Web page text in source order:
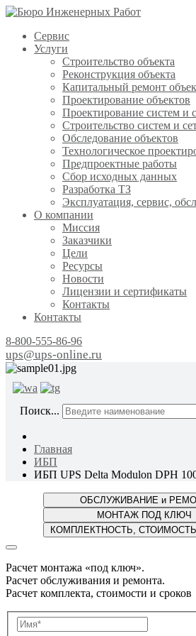
Сервис
Услуги
Строительство объекта
Реконструкция объекта
Капитальный ремонт
Проектирование объектов
Проектирование систем и
Строительство систем и
Обследование объектов
Технологическое
Предпроектные работы
Сбор исходных данных
Разработка ТЗ
Эксплуатация, сервис,
О компании
Миссия
Заказчики
Цели
Ресурсы
Новости
Лицензии и сертификаты
Контакты
Контакты
8-800-555-86-96
ups@ups-online.ru
Поиск...
Главная
ИБП
ИБП UPS Delta Modulon DPH
Расчет монтажа «под ключ».
Расчет обслуживания и ремонта.
Расчет комплекта, стоимости и сроков